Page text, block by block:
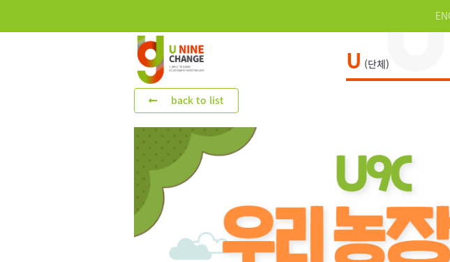
U (단체)
back to list